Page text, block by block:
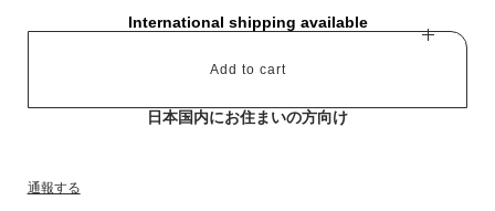
International shipping available
Add to cart
日本国内にお住まいの方向け
通報する